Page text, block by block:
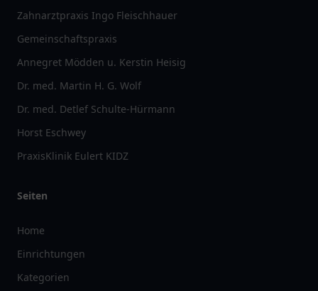
Zahnarztpraxis Ingo Fleischhauer
Gemeinschaftspraxis
Annegret Mödden u. Kerstin Heisig
Dr. med. Martin H. G. Wolf
Dr. med. Detlef Schulte-Hürmann
Horst Eschwey
PraxisKlinik Eulert KIDZ
Seiten
Home
Einrichtungen
Kategorien